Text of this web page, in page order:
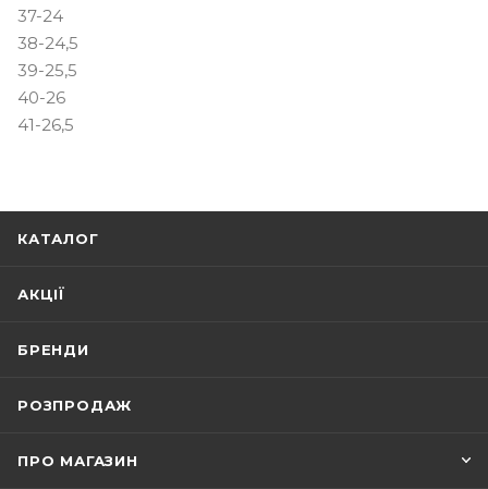
37-24
38-24,5
39-25,5
40-26
41-26,5
КАТАЛОГ
АКЦІЇ
БРЕНДИ
РОЗПРОДАЖ
ПРО МАГАЗИН